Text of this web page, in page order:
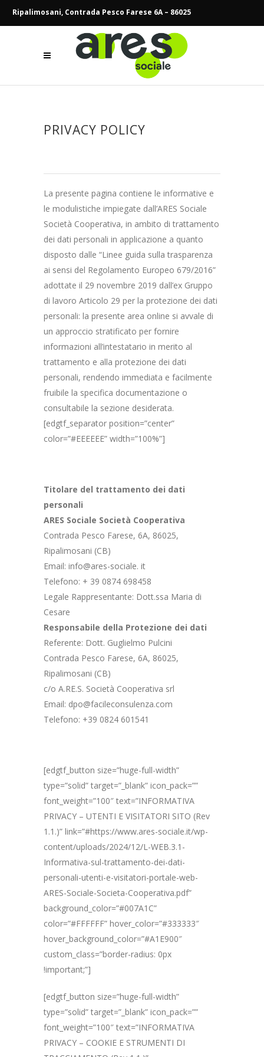
Ripalimosani, Contrada Pesco Farese 6A – 86025
PRIVACY POLICY
La presente pagina contiene le informative e
le modulistiche impiegate dall’ARES Sociale
Società Cooperativa, in ambito di trattamento
dei dati personali in applicazione a quanto
disposto dalle “Linee guida sulla trasparenza
ai sensi del Regolamento Europeo 679/2016”
adottate il 29 novembre 2019 dall’ex Gruppo
di lavoro Articolo 29 per la protezione dei dati
personali: la presente area online si avvale di
un approccio stratificato per fornire
informazioni all’intestatario in merito al
trattamento e alla protezione dei dati
personali, rendendo immediata e facilmente
fruibile la specifica documentazione o
consultabile la sezione desiderata.
[edgtf_separator position=”center”
color=”#EEEEEE” width=”100%”]
Titolare del trattamento dei dati
personali
ARES Sociale Società Cooperativa
Contrada Pesco Farese, 6A, 86025,
Ripalimosani (CB)
Email: info@ares-sociale. it
Telefono: + 39 0874 698458
Legale Rappresentante: Dott.ssa Maria di
Cesare
Responsabile della Protezione dei dati
Referente: Dott. Guglielmo Pulcini
Contrada Pesco Farese, 6A, 86025,
Ripalimosani (CB)
c/o A.RE.S. Società Cooperativa srl
Email: dpo@facileconsulenza.com
Telefono: +39 0824 601541
[edgtf_button size=”huge-full-width”
type=”solid” target=”_blank” icon_pack=””
font_weight=”100″ text=”INFORMATIVA
PRIVACY – UTENTI E VISITATORI SITO (Rev
1.1.)” link=”#https://www.ares-sociale.it/wp-
content/uploads/2024/12/L-WEB.3.1-
Informativa-sul-trattamento-dei-dati-
personali-utenti-e-visitatori-portale-web-
ARES-Sociale-Societa-Cooperativa.pdf”
background_color=”#007A1C”
color=”#FFFFFF” hover_color=”#333333″
hover_background_color=”#A1E900″
custom_class=”border-radius: 0px
!important;”]
[edgtf_button size=”huge-full-width”
type=”solid” target=”_blank” icon_pack=””
font_weight=”100″ text=”INFORMATIVA
PRIVACY – COOKIE E STRUMENTI DI